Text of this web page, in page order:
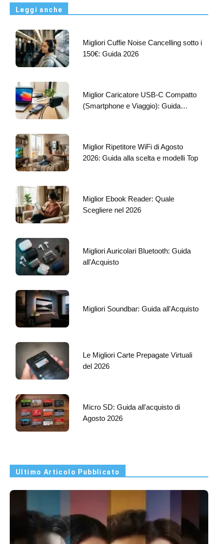
Leggi anche
Migliori Cuffie Noise Cancelling sotto i
150€: Guida 2026
Miglior Caricatore USB-C Compatto
(Smartphone e Viaggio): Guida…
Miglior Ripetitore WiFi di Agosto
2026: Guida alla scelta e modelli Top
Miglior Ebook Reader: Quale
Scegliere nel 2026
Migliori Auricolari Bluetooth: Guida
all'Acquisto
Migliori Soundbar: Guida all'Acquisto
Le Migliori Carte Prepagate Virtuali
del 2026
Micro SD: Guida all'acquisto di
Agosto 2026
Ultimo Articolo Pubblicato